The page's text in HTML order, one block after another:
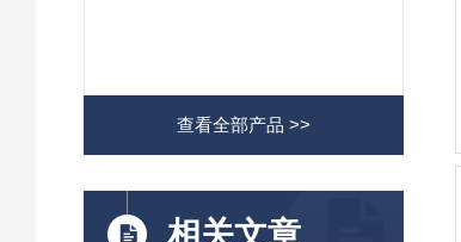
查看全部产品 >>
相关文章